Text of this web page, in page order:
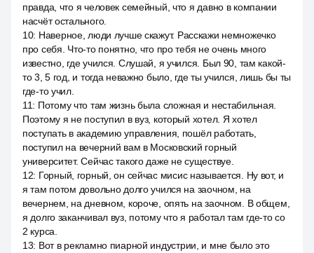
правда, что я человек семейный, что я давно в компании
насчёт остального.
10: Наверное, люди лучше скажут. Расскажи немножечко
про себя. Что-то понятно, что про тебя не очень много
известно, где учился. Слушай, я учился. Был 90, там какой-
то 3, 5 год, и тогда неважно было, где ты учился, лишь бы ты
где-то учил.
11: Потому что там жизнь была сложная и нестабильная.
Поэтому я не поступил в вуз, который хотел. Я хотел
поступать в академию управления, пошёл работать,
поступил на вечерний вам в Московский горный
университет. Сейчас такого даже не существуе.
12: Горный, горный, он сейчас мисис называется. Ну вот, и
я там потом довольно долго учился на заочном, на
вечернем, на дневном, короче, опять на заочном. В общем,
я долго заканчивал вуз, потому что я работал там где-то со
2 курса.
13: Вот в рекламно пиарной индустрии, и мне было это